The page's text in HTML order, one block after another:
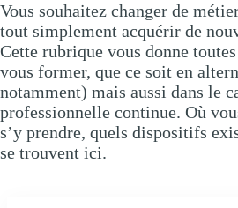
Vous souhaitez changer de
tout simplement acquérir de
Cette rubrique vous donne
vous former, que ce soit en
notamment) mais aussi dans le
professionnelle continue. Où
s’y prendre, quels dispositifs
se trouvent ici.